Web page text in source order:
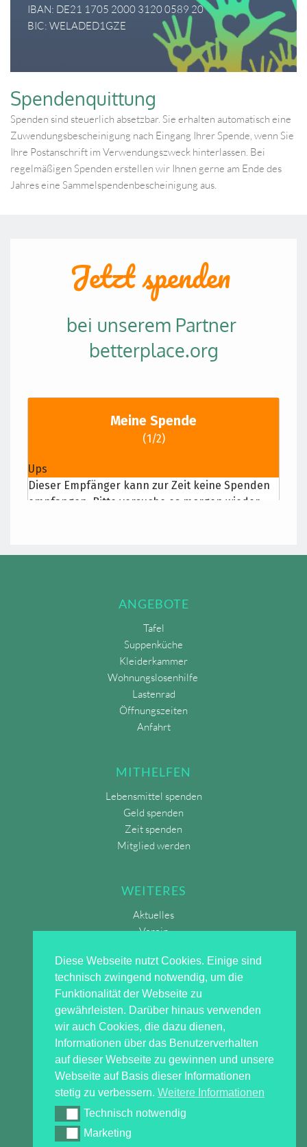
IBAN: DE21 1705 2000 3120 0589 20
BIC: WELADED1GZE
Spendenquittung
Spenden sind steuerlich absetzbar. Sie erhalten automatisch eine
Zuwendungsbescheinigung nach Eingang Ihrer Spende, wenn Sie
Ihre Postanschrift im Verwendungszweck hinterlassen. Bei
regelmäßigen Spenden erstellen wir Ihnen gerne am Ende des
Jahres eine Sammelspendenbescheinigung aus.
Jetzt spenden
bei unserem Partner
betterplace.org
ANGEBOTE
Tafel
Suppenküche
Kleiderkammer
Wohnungslosenhilfe
Lastenrad
Öffnungszeiten
Anfahrt
MITHELFEN
Lebensmittel spenden
Geld spenden
Zeit spenden
Mitglied werden
WEITERES
Aktuelles
Verein
Impressum
Datenschutz
Telefon:
03334 20 59 90
Diese Webseite nutzt Cookies. Einige sind
technisch zwingend notwendig, um die
Funktionalität der Webseite zu
gewährleisten. Darüber hinaus verwenden
wir auch Cookies, die dazu dienen,
Informationen über das Benutzerverhalten
auf dieser Webseite zu gewinnen und unsere
Webseite auf Basis dieser Informationen
stetig zu verbessern. Weitere Informationen
Technisch notwendig
Technisch notwendig
MarketingMarketing